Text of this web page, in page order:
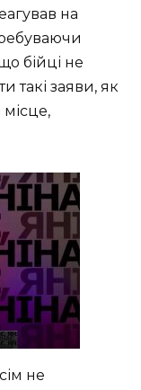
на
бійці не
такі заяви, як
не